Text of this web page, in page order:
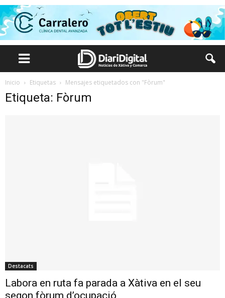
Inicio Etiquetas Mensajes etiquetados con "Fòrum"
Etiqueta: Fòrum
Destacats
Labora en ruta fa parada a Xàtiva en el seu